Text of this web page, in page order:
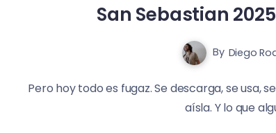
San Sebastian
By Diego
Pero hoy todo es fugaz. Se descarga, se usa,
aísla. Y lo que